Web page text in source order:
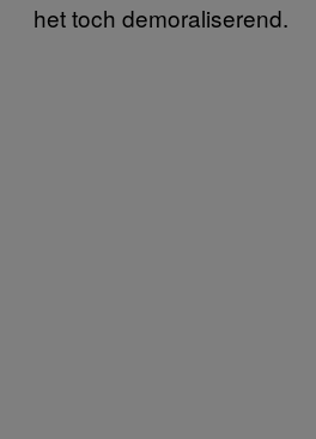
het toch demoraliserend.